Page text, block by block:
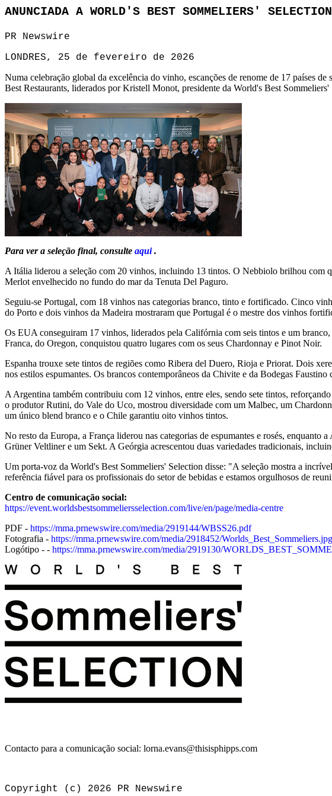
ANUNCIADA A WORLD'S BEST SOMMELIERS'
PR Newswire
LONDRES, 25 de fevereiro de 2026
Numa celebração global da excelência do vinho, escanções de renome de 17 países
Best Restaurants, liderados por Kristell Monot, presidente da World's Best
Para ver a seleção final, consulte aqui .
A Itália liderou a seleção com 20 vinhos, incluindo 13 tintos. O Nebbiolo brilhou com
Merlot envelhecido no fundo do mar da Tenuta Del Paguro.
Seguiu-se Portugal, com 18 vinhos nas categorias branco, tinto e fortificado. Cinco
do Porto e dois vinhos da Madeira mostraram que Portugal é o mestre dos vinhos
Os EUA conseguiram 17 vinhos, liderados pela Califórnia com seis tintos e um
Franca, do Oregon, conquistou quatro lugares com os seus Chardonnay e Pinot Noir.
Espanha trouxe sete tintos de regiões como Ribera del Duero, Rioja e Priorat. Dois
nos estilos espumantes. Os brancos contemporâneos da Chivite e da Bodegas Faustino
A Argentina também contribuiu com 12 vinhos, entre eles, sendo sete tintos,
o produtor Rutini, do Vale do Uco, mostrou diversidade com um Malbec, um
um único blend branco e o Chile garantiu oito vinhos tintos.
No resto da Europa, a França liderou nas categorias de espumantes e rosés,
Grüner Veltliner e um Sekt. A Geórgia acrescentou duas variedades tradicionais,
Um porta-voz da World's Best Sommeliers' Selection disse: "A seleção mostra a
referência fiável para os profissionais do setor de bebidas e estamos orgulhosos de
Centro de comunicação social:
https://event.worldsbestsommeliersselection.com/live/en/page/media-centre
PDF - https://mma.prnewswire.com/media/2919144/WBSS26.pdf
Fotografia - https://mma.prnewswire.com/media/2918452/Worlds_Best_Sommeliers.jpg
Logótipo - - https://mma.prnewswire.com/media/2919130/
Contacto para a comunicação social: lorna.evans@thisisphipps.com
Copyright (c) 2026 PR Newswire